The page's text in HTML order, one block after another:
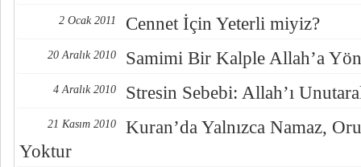
2 Ocak 2011 Cennet İçin Yeterli miyiz?
20 Aralık 2010 Samimi Bir Kalple Allah’a
4 Aralık 2010 Stresin Sebebi: Allah’ı
21 Kasım 2010
Kuran’da Yalnızca Namaz,
Yoktur